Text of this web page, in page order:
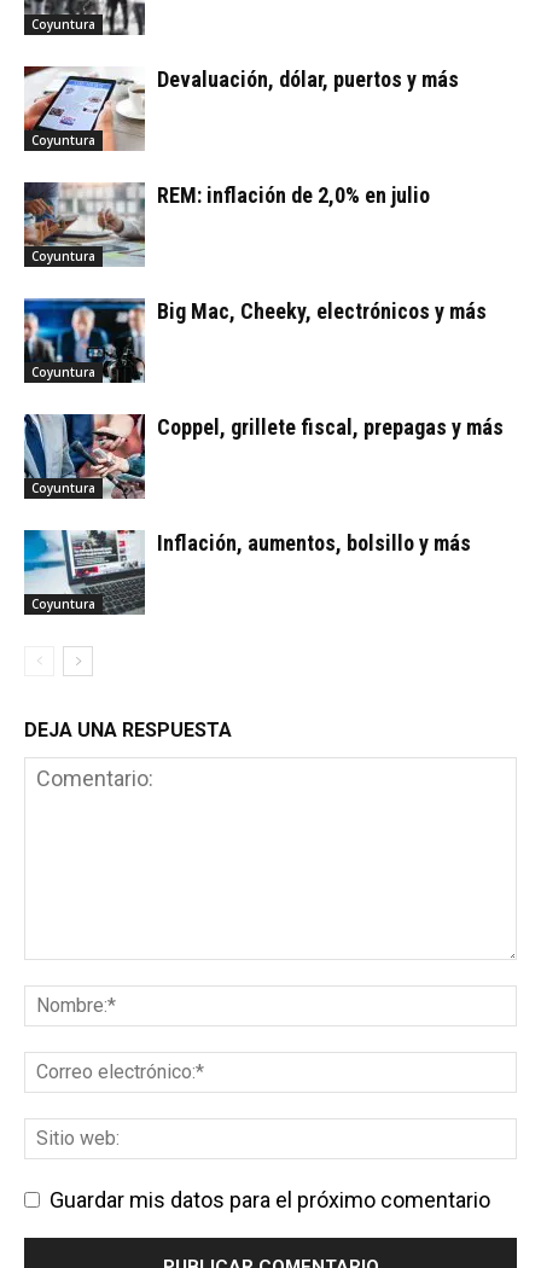
Coyuntura
Coyuntura
Devaluación, dólar, puertos y más
Coyuntura
REM: inflación de 2,0% en julio
Coyuntura
Big Mac, Cheeky, electrónicos y más
Coyuntura
Coppel, grillete fiscal, prepagas y más
Coyuntura
Inflación, aumentos, bolsillo y más
DEJA UNA RESPUESTA
Guardar mis datos para el próximo comentario